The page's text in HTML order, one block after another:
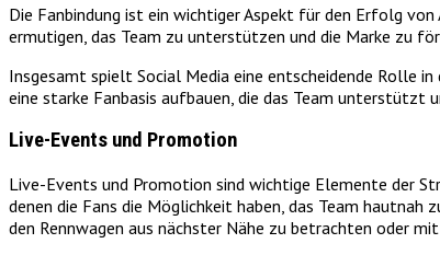
Die Fanbindung ist ein wichtiger Aspekt für den Erfolg
ermutigen, das Team zu unterstützen und die Marke zu
Insgesamt spielt Social Media eine entscheidende Rolle
eine starke Fanbasis aufbauen, die das Team unterstützt
Live-Events und Promotion
Live-Events und Promotion sind wichtige Elemente der
denen die Fans die Möglichkeit haben, das Team
den Rennwagen aus nächster Nähe zu betrachten oder